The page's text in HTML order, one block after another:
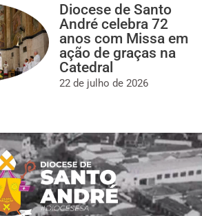
Diocese de Santo
André celebra 72
anos com Missa em
ação de graças na
Catedral
22 de julho de 2026